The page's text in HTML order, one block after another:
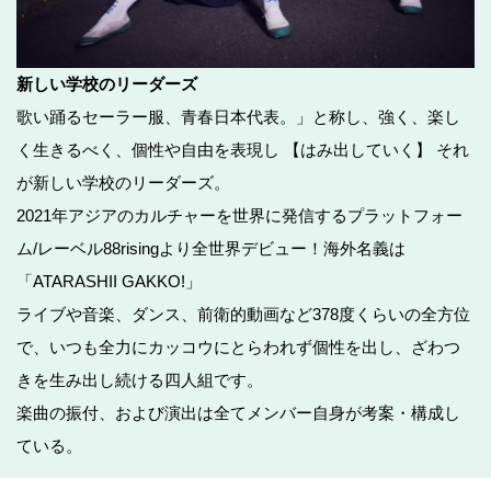
新しい学校のリーダーズ
歌い踊るセーラー服、青春日本代表。」と称し、強く、楽し
く生きるべく、個性や自由を表現し 【はみ出していく】 それ
が新しい学校のリーダーズ。
2021年アジアのカルチャーを世界に発信するプラットフォー
ム/レーベル88risingより全世界デビュー！海外名義は
「ATARASHII GAKKO!」
ライブや音楽、ダンス、前衛的動画など378度くらいの全方位
で、いつも全力にカッコウにとらわれず個性を出し、ざわつ
きを生み出し続ける四人組です。
楽曲の振付、および演出は全てメンバー自身が考案・構成し
ている。